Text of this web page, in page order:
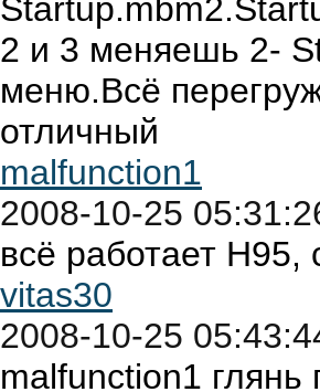
2 и 3 меняешь 2-
меню.Всё
отличный
malfunction1
2008-10-25
всё работает Н95,
vitas30
2008-10-25
malfunction1 глянь